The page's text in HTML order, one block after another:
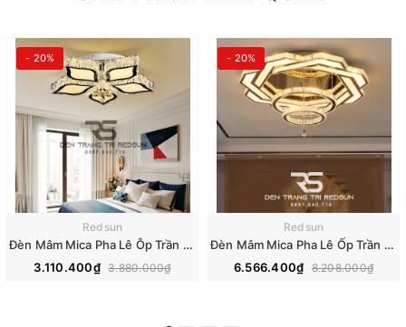
- 20%
Redsun
Đèn Mâm Mica Pha Lê Ôp Trần Phòng Khách Hiện Đại MKPL-08
3.110.400₫ 3.880.000₫
- 20%
Redsun
Đèn Mâm Mica Pha Lê Ốp Trần Phòng Khách Hiện Đại MKPL-01
6.566.400₫ 8.208.000₫